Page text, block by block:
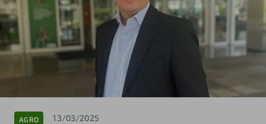
AGRO 13/03/2025